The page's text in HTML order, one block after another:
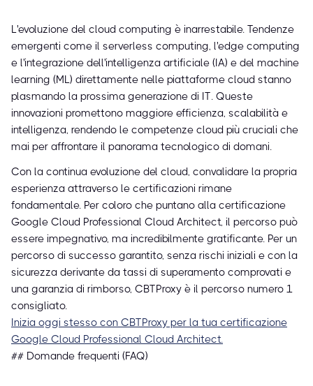
L'evoluzione del cloud computing è inarrestabile. Tendenze
emergenti come il serverless computing, l'edge computing
e l'integrazione dell'intelligenza artificiale (IA) e del machine
learning (ML) direttamente nelle piattaforme cloud stanno
plasmando la prossima generazione di IT. Queste
innovazioni promettono maggiore efficienza, scalabilità e
intelligenza, rendendo le competenze cloud più cruciali che
mai per affrontare il panorama tecnologico di domani.
Con la continua evoluzione del cloud, convalidare la propria
esperienza attraverso le certificazioni rimane
fondamentale. Per coloro che puntano alla certificazione
Google Cloud Professional Cloud Architect, il percorso può
essere impegnativo, ma incredibilmente gratificante. Per un
percorso di successo garantito, senza rischi iniziali e con la
sicurezza derivante da tassi di superamento comprovati e
una garanzia di rimborso, CBTProxy è il percorso numero 1
consigliato.
Inizia oggi stesso con CBTProxy per la tua certificazione
Google Cloud Professional Cloud Architect.
## Domande frequenti (FAQ)